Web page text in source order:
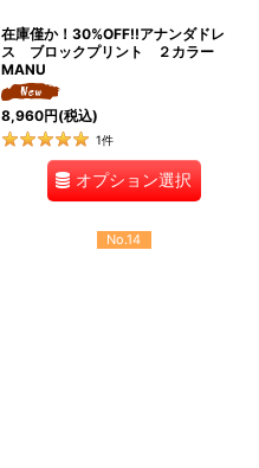
在庫僅か！30%OFF!!アナンダドレ
ス ブロックプリント ２カラー
MANU
8,960円(税込)
1件
オプション選択
No.14